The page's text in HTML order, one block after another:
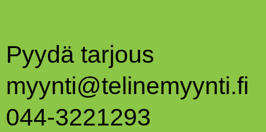
Pyydä tarjous
myynti@telinemyynti.fi
044-3221293